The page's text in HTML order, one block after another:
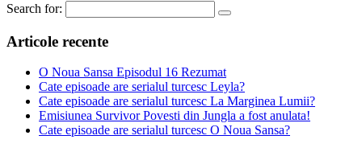
Search for:
Articole recente
O Noua Sansa Episodul 16 Rezumat
Cate episoade are serialul turcesc Leyla?
Cate episoade are serialul turcesc La Marginea Lumii?
Emisiunea Survivor Povesti din Jungla a fost anulata!
Cate episoade are serialul turcesc O Noua Sansa?